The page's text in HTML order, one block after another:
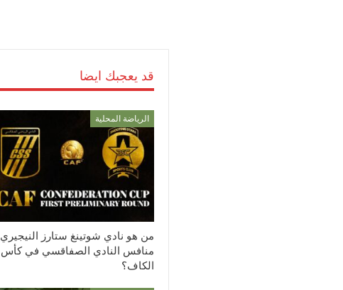
قد يعجبك ايضا
الرياضة المحلية
من هو نادي شوتينغ ستارز النيجيري
منافس النادي الصفاقسي في كأس
الكاف؟